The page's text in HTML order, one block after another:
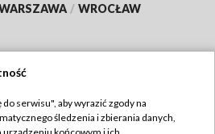
/ WROCŁAW
TVP
serwisu", aby wyrazić zgody na
śledzenia i zbierania danych,